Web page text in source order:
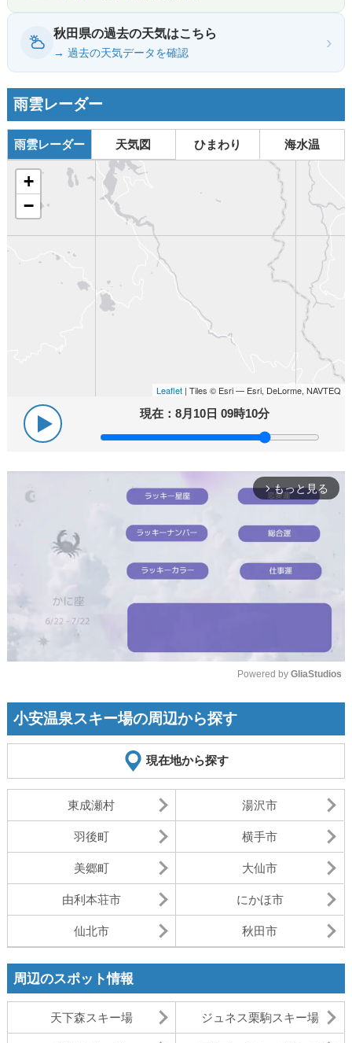
秋田県の過去の天気はこちら
→ 過去の天気データを確認
›
雨雲レーダー
雨雲レーダー 天気図 ひまわり 海水温
+
−
Leaflet | Tiles © Esri — Esri, DeLorme, NAVTEQ
現在：8月10日 09時10分
arrow_forward_ios もっと見る
Mute
Powered by GliaStudios
小安温泉スキー場の周辺から探す
現在地から探す
東成瀬村 湯沢市
羽後町 横手市
美郷町 大仙市
由利本荘市 にかほ市
仙北市 秋田市
周辺のスポット情報
天下森スキー場 ジュネス栗駒スキー場